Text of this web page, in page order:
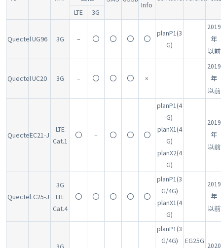
Info
LTE
3G
QuectelUG96 3G – 〇 〇 〇 〇
planP1(3
G)
2019
年
以前
QuectelUC20 3G – 〇 〇 〇 ×
2019
年
以前
QuectelEC21-J
LTE
Cat.1
〇 – 〇 〇 〇
planP1(4
G)
planX1(4
G)
planX2(4
G)
2019
年
以前
QuectelEC25-J
3G
LTE
Cat.4
〇 〇 〇 〇 〇
planP1(3
G/4G)
planX1(4
G)
2019
年
以前
planP1(3
G/4G)
EG25G
2020